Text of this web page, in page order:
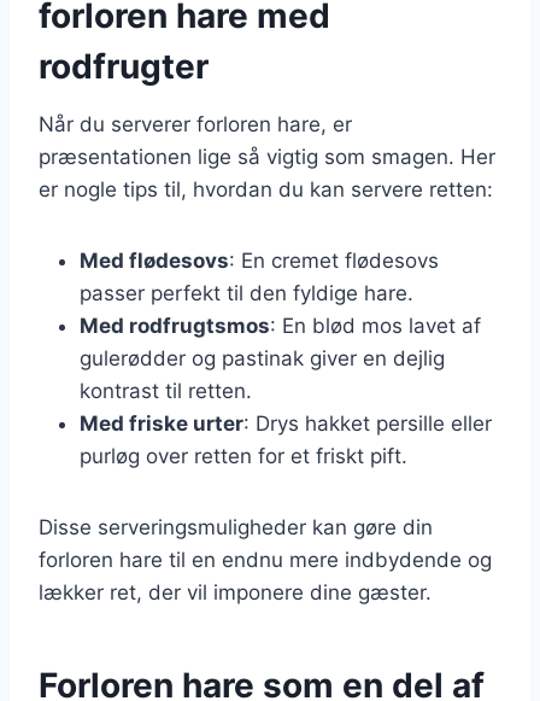
forloren hare med
rodfrugter
Når du serverer forloren hare, er
præsentationen lige så vigtig som smagen. Her
er nogle tips til, hvordan du kan servere retten:
Med flødesovs: En cremet flødesovs
passer perfekt til den fyldige hare.
Med rodfrugtsmos: En blød mos lavet af
gulerødder og pastinak giver en dejlig
kontrast til retten.
Med friske urter: Drys hakket persille eller
purløg over retten for et friskt pift.
Disse serveringsmuligheder kan gøre din
forloren hare til en endnu mere indbydende og
lækker ret, der vil imponere dine gæster.
Forloren hare som en del af